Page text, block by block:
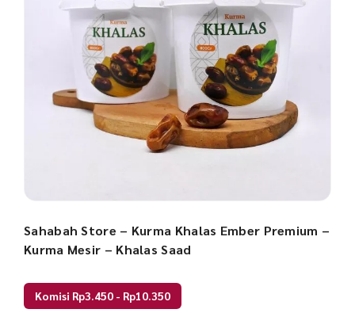
Sahabah Store – Kurma Khalas Ember Premium –
Kurma Mesir – Khalas Saad
Komisi Rp3.450 - Rp10.350